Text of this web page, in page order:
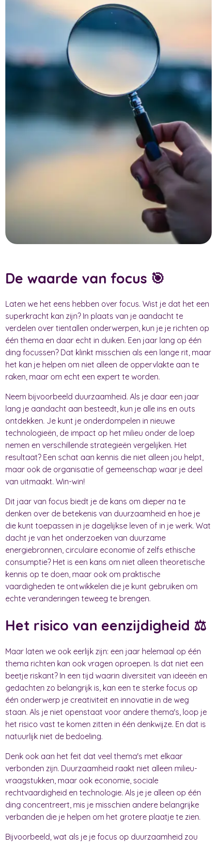
De waarde van focus 🎯
Laten we het eens hebben over focus. Wist je dat het een
superkracht kan zijn? In plaats van je aandacht te
verdelen over tientallen onderwerpen, kun je je richten op
één thema en daar echt in duiken. Een jaar lang op één
ding focussen? Dat klinkt misschien als een lange rit, maar
het kan je helpen om niet alleen de oppervlakte aan te
raken, maar om echt een expert te worden.
Neem bijvoorbeeld duurzaamheid. Als je daar een jaar
lang je aandacht aan besteedt, kun je alle ins en outs
ontdekken. Je kunt je onderdompelen in nieuwe
technologieën, de impact op het milieu onder de loep
nemen en verschillende strategieën vergelijken. Het
resultaat? Een schat aan kennis die niet alleen jou helpt,
maar ook de organisatie of gemeenschap waar je deel
van uitmaakt. Win-win!
Dit jaar van focus biedt je de kans om dieper na te
denken over de betekenis van duurzaamheid en hoe je
die kunt toepassen in je dagelijkse leven of in je werk. Wat
dacht je van het onderzoeken van duurzame
energiebronnen, circulaire economie of zelfs ethische
consumptie? Het is een kans om niet alleen theoretische
kennis op te doen, maar ook om praktische
vaardigheden te ontwikkelen die je kunt gebruiken om
echte veranderingen teweeg te brengen.
Het risico van eenzijdigheid ⚖️
Maar laten we ook eerlijk zijn: een jaar helemaal op één
thema richten kan ook vragen oproepen. Is dat niet een
beetje riskant? In een tijd waarin diversiteit van ideeën en
gedachten zo belangrijk is, kan een te sterke focus op
één onderwerp je creativiteit en innovatie in de weg
staan. Als je niet openstaat voor andere thema's, loop je
het risico vast te komen zitten in één denkwijze. En dat is
natuurlijk niet de bedoeling.
Denk ook aan het feit dat veel thema's met elkaar
verbonden zijn. Duurzaamheid raakt niet alleen milieu-
vraagstukken, maar ook economie, sociale
rechtvaardigheid en technologie. Als je je alleen op één
ding concentreert, mis je misschien andere belangrijke
verbanden die je helpen om het grotere plaatje te zien.
Bijvoorbeeld, wat als je je focus op duurzaamheid zou